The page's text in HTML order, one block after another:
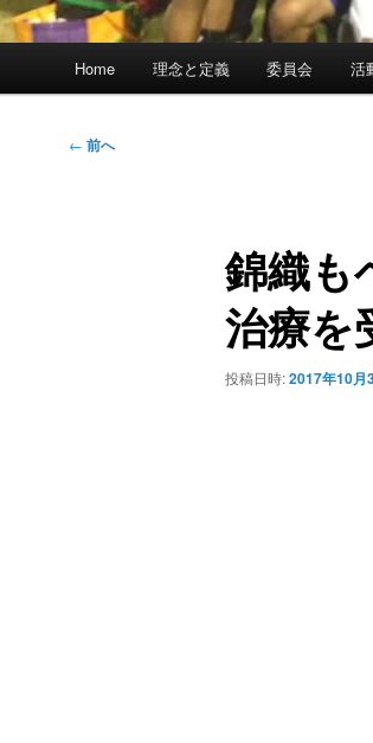
Home 理念と定義 委員会 活
投
← 前へ
錦織も
治療を
投稿日時:2017年10月